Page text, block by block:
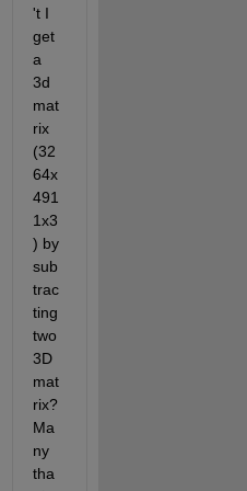
't I
get
a
3d
mat
rix
(32
64x
491
1x3
) by
sub
trac
ting
two
3D
mat
rix?
Ma
ny
tha